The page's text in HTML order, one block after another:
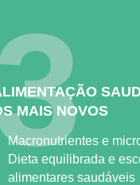
MAIS NOVOS
Macronutrientes e
Dieta equilibrada e
alimentares saudáveis